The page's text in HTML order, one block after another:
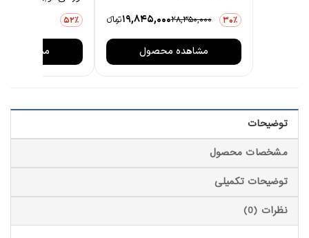
30٪ 28,350,000
19,845,000تومانءء
مشاهده محصول
52٪
مشاهده
توضیحات
مشخصات محصول
توضیحات تکمیلی
نظرات (0)